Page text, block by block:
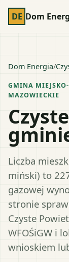
DE Dom
Dom Energia/
GMINA
MAZOWIECKIE
Liczba
miński) to
gazowej
stronie
Czyste
WFOŚiGW i
wnioskiem